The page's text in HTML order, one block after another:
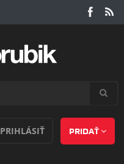
PRIHLÁSIŤ PRIDAŤ